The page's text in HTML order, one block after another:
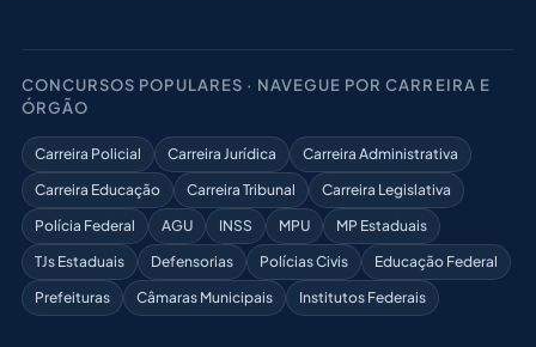
CONCURSOS POPULARES · NAVEGUE POR CARREIRA E
ÓRGÃO
Carreira Policial Carreira Jurídica
Carreira Administrativa
Carreira Educação
Carreira Tribunal
Carreira Legislativa
Polícia Federal
AGU INSS MPU
MP Estaduais
TJs Estaduais
Defensorias Polícias Civis
Educação Federal
Prefeituras
Câmaras Municipais Institutos Federais